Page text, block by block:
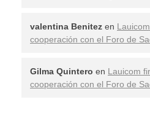
valentina Benitez en
cooperación con el Foro de
Gilma Quintero en Lauicom
cooperación con el Foro de